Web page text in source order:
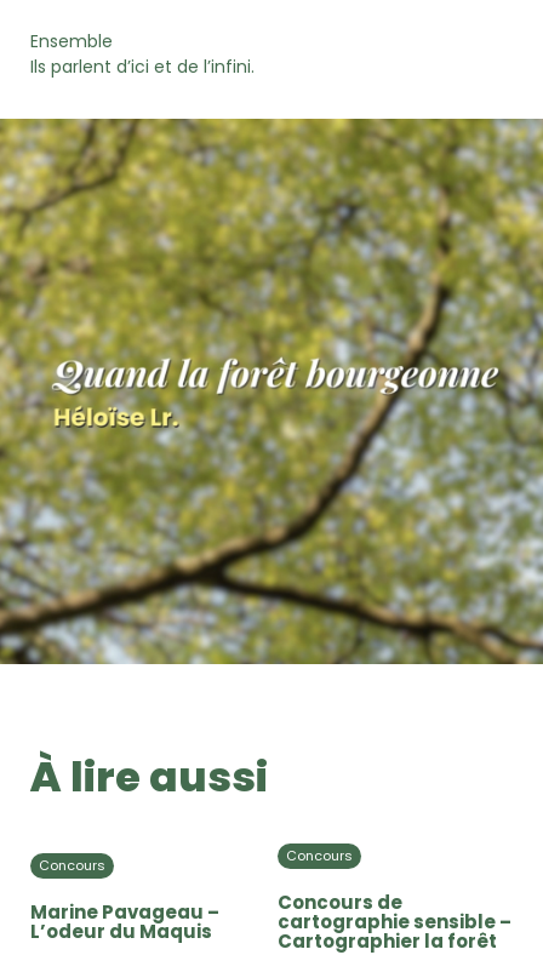
Ensemble
Ils parlent d’ici et de l’infini.
À lire aussi
Concours
Marine Pavageau –
L’odeur du Maquis
Concours
Concours de
cartographie sensible –
Cartographier la forêt